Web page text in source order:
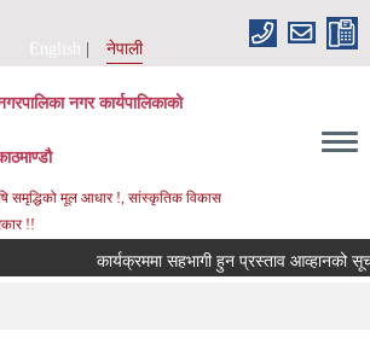
English
नेपाली
नगर कार्यपालिकाको
समृद्धिको मूल आधार !, सांस्कृतिक विकास
!!
कार्यक्रममा सहभागी हुन प्रस्ताव आव्हानको